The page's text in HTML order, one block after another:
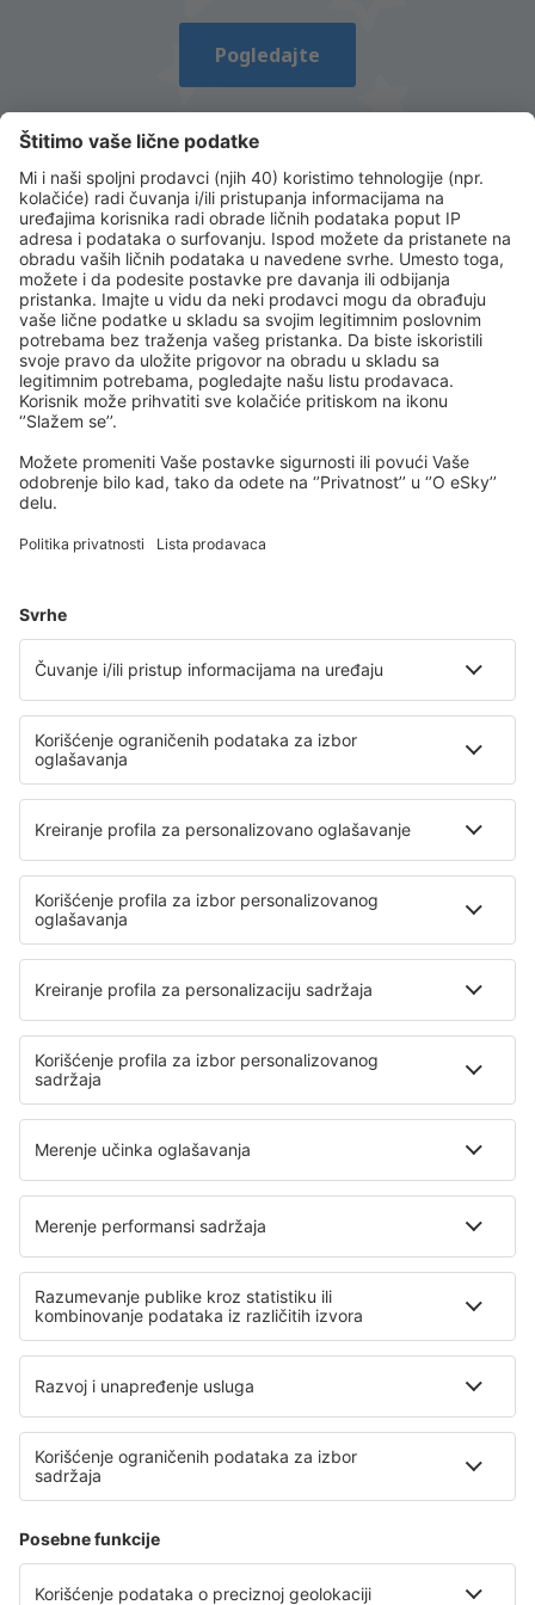
Pogledajte
Preuzmi našu aplikacijui planiraj svoja
putovanja
Isplaniraj svoj put
Letovanje
Smeštaj
Let+Hotel
Hoteli
Transferi
Atrakcije
Sportski događaji
Saznaj više
Mobilna aplikacija
Avio kompanije
Air Serbia
Wizz Air
Air Montenegro
Ryanair
Lufthansa
O eSky
Opšti uslovi
Moje rezervacije
Politika Privatnosti
Pomoć i kontakt
Lokacije